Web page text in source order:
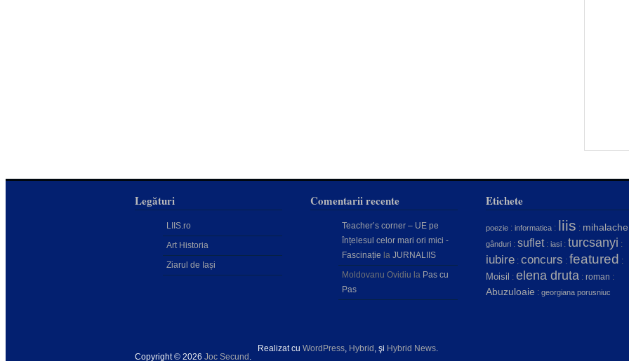
Legături
LIIS.ro
Art Historia
Ziarul de Iași
Comentarii recente
Teacher’s corner – UE pe
înțelesul celor mari ori mici -
Fascinație la JURNALIIS
Moldovanu Ovidiu la Pas cu
Pas
Etichete
poezie : informatica : liis : mihalache
gânduri : suflet: iasi : turcsanyi :
iubire : concurs : featured :
Moisil : elena druta : roman :
Abuzuloaie : georgiana porusniuc
Copyright © 2026 Joc Secund .
Realizat cu WordPress, Hybrid , şi Hybrid News.